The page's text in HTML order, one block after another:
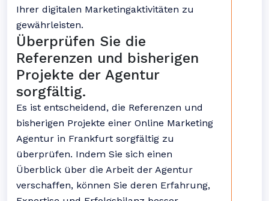
Ihrer digitalen Marketingaktivitäten zu
gewährleisten.
Überprüfen Sie die
Referenzen und bisherigen
Projekte der Agentur
sorgfältig.
Es ist entscheidend, die Referenzen und
bisherigen Projekte einer Online Marketing
Agentur in Frankfurt sorgfältig zu
überprüfen. Indem Sie sich einen
Überblick über die Arbeit der Agentur
verschaffen, können Sie deren Erfahrung,